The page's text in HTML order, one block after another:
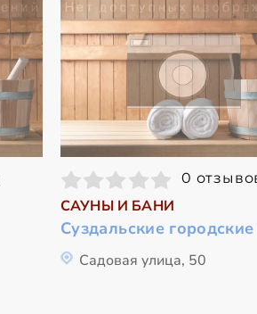
0
САУНЫ И БАНИ
Суздальские
Садовая улица, 50